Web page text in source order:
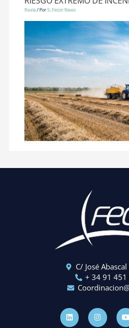
Reale/ PorS. Fecor News
C/ José
+ 34 91 451
L
i
n
I
n
s
Y
o
u